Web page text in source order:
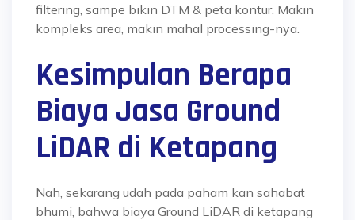
filtering, sampe bikin DTM & peta kontur. Makin
kompleks area, makin mahal processing-nya.
Kesimpulan Berapa
Biaya Jasa Ground
LiDAR di Ketapang
Nah, sekarang udah pada paham kan sahabat
bhumi, bahwa biaya Ground LiDAR di ketapang